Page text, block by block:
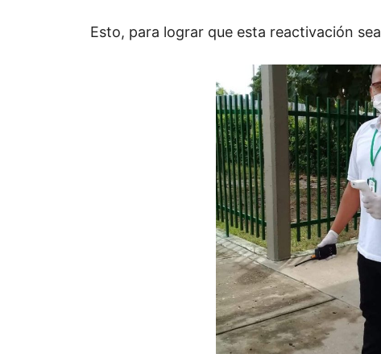
Esto, para lograr que esta reactivación